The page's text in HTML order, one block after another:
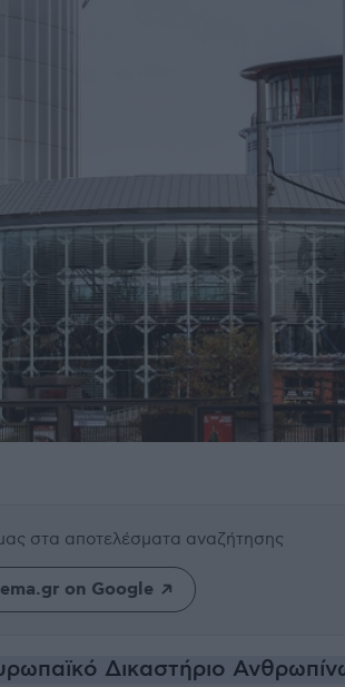
στα αποτελέσματα αναζήτησης
on Google
Δικαστήριο